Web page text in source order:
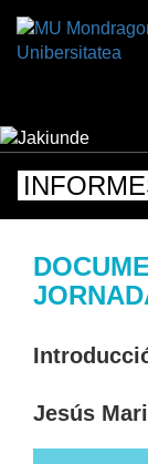
Jesús